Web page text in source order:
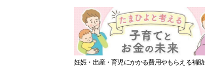
妊娠・出産・育児にかかる費用やもらえる補